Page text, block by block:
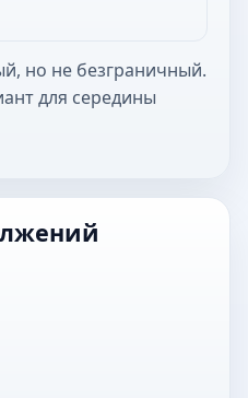
но не безграничный.
для середины